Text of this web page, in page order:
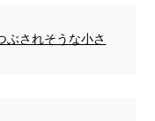
ぶされそうな小さ